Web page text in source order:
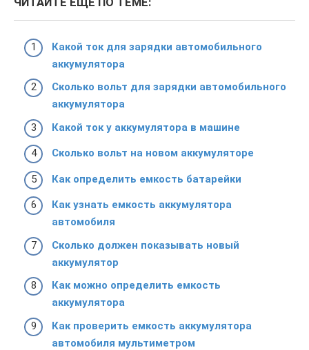
Какой ток для зарядки автомобильного
аккумулятора
Сколько вольт для зарядки автомобильного
аккумулятора
Какой ток у аккумулятора в машине
Сколько вольт на новом аккумуляторе
Как определить емкость батарейки
Как узнать емкость аккумулятора
автомобиля
Сколько должен показывать новый
аккумулятор
Как можно определить емкость
аккумулятора
Как проверить емкость аккумулятора
автомобиля мультиметром